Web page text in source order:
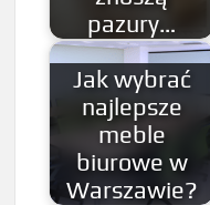
pazury…
Jak wybrać
najlepsze
meble
biurowe w
Warszawie?